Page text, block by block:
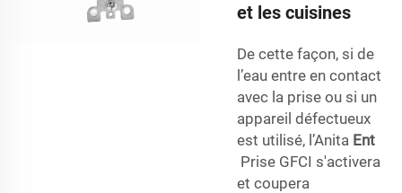
et les cuisines
De cette façon, si de
l’eau entre en contact
avec la prise ou si un
appareil défectueux
est utilisé, l’Anita Ent
Prise GFCI s'activera
et coupera